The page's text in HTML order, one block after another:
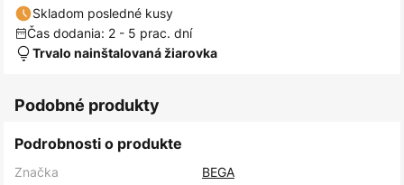
Skladom posledné kusy
Čas dodania: 2 - 5 prac. dní
Trvalo nainštalovaná žiarovka
Podobné produkty
Podrobnosti o produkte
Značka
BEGA